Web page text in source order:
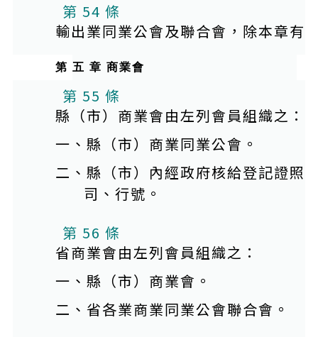
第 54 條
輸出業同業公會及聯合會，除本章有
第 五 章 商業會
第 55 條
縣（市）商業會由左列會員組織之：
一、縣（市）商業同業公會。
二、縣（市）內經政府核給登記證照
司、行號。
第 56 條
省商業會由左列會員組織之：
一、縣（市）商業會。
二、省各業商業同業公會聯合會。